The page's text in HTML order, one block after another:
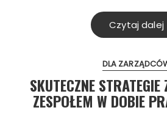
Czytaj dalej
DLA
SKUTECZNE
ZESPOŁEM W DOBIE